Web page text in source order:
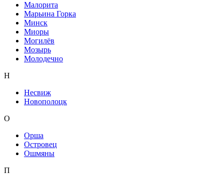
Малорита
Марьина Горка
Минск
Миоры
Могилёв
Мозырь
Молодечно
Н
Несвиж
Новополоцк
О
Орша
Островец
Ошмяны
П